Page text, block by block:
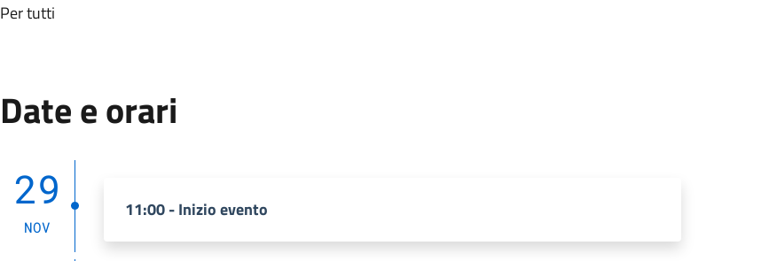
Per tutti
Date e orari
29
NOV
11:00 - Inizio evento